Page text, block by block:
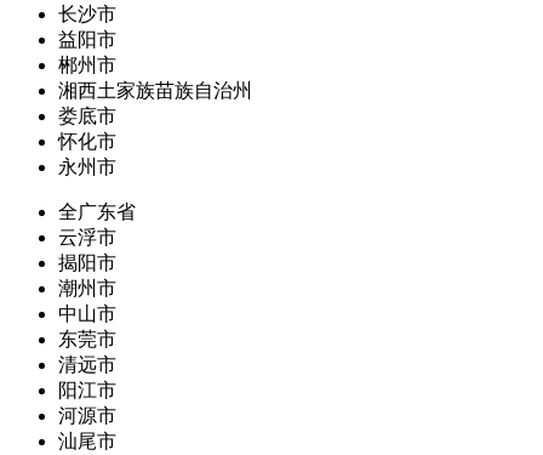
长沙市
益阳市
郴州市
湘西土家族苗族自治州
娄底市
怀化市
永州市
全广东省
云浮市
揭阳市
潮州市
中山市
东莞市
清远市
阳江市
河源市
汕尾市